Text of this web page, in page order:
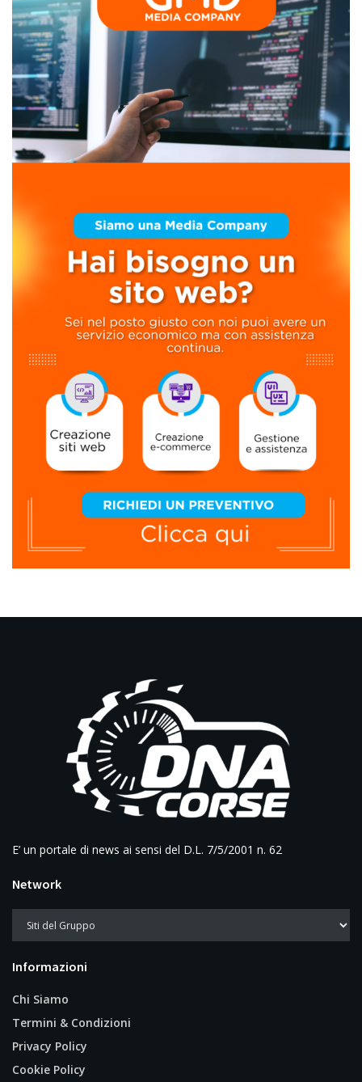
E’ un portale di news ai sensi del D.L. 7/5/2001 n. 62
Network
Informazioni
Chi Siamo
Termini & Condizioni
Privacy Policy
Cookie Policy